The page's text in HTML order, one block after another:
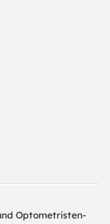
Optometristen-